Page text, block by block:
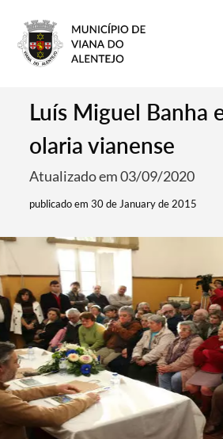
Luís Miguel Banha
olaria vianense
Atualizado em 03/09/2020
publicado em 30 de January de 2015